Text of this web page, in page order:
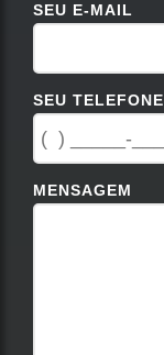
SEU E-MAIL
SEU TELEFONE
MENSAGEM